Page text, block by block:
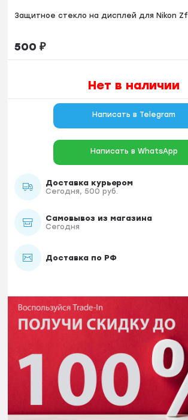
Защитное стекло на дисплей для Nikon Zf
500 ₽
Нет в наличии
Написать в Telegram
Написать в WhatsApp
Доставка курьером
Сегодня, 500 руб.
Самовывоз из магазина
Сегодня
Доставка по РФ